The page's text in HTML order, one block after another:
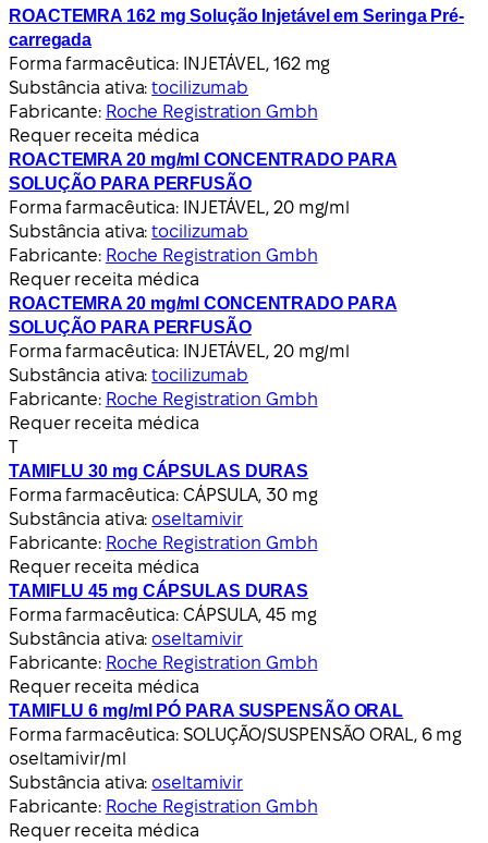
ROACTEMRA 162 mg Solução Injetável em Seringa Pré-
carregada
Forma farmacêutica: INJETÁVEL, 162 mg
Substância ativa:tocilizumab
Fabricante: Roche Registration Gmbh
Requer receita médica
ROACTEMRA 20 mg/ml CONCENTRADO PARA
SOLUÇÃO PARA PERFUSÃO
Forma farmacêutica: INJETÁVEL, 20 mg/ml
Substância ativa:tocilizumab
Fabricante: Roche Registration Gmbh
Requer receita médica
ROACTEMRA 20 mg/ml CONCENTRADO PARA
SOLUÇÃO PARA PERFUSÃO
Forma farmacêutica: INJETÁVEL, 20 mg/ml
Substância ativa:tocilizumab
Fabricante: Roche Registration Gmbh
Requer receita médica
T
TAMIFLU 30 mg CÁPSULAS DURAS
Forma farmacêutica: CÁPSULA, 30 mg
Substância ativa: oseltamivir
Fabricante: Roche Registration Gmbh
Requer receita médica
TAMIFLU 45 mg CÁPSULAS DURAS
Forma farmacêutica: CÁPSULA, 45 mg
Substância ativa: oseltamivir
Fabricante: Roche Registration Gmbh
Requer receita médica
TAMIFLU 6 mg/ml PÓ PARA SUSPENSÃO ORAL
Forma farmacêutica: SOLUÇÃO/SUSPENSÃO ORAL, 6 mg
oseltamivir/ml
Substância ativa: oseltamivir
Fabricante: Roche Registration Gmbh
Requer receita médica